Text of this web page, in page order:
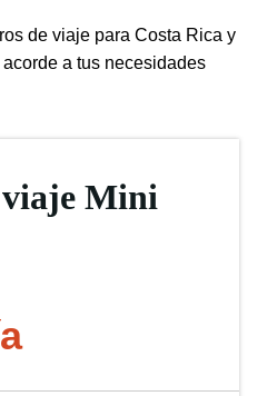
de viaje para Costa Rica y
a tus necesidades
viaje Mini